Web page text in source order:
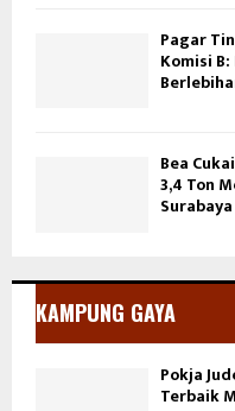
Pagar
Komisi
Bea
3,4 Ton
Surabaya
KAMPUNG GAYA
Pokja
Terbaik